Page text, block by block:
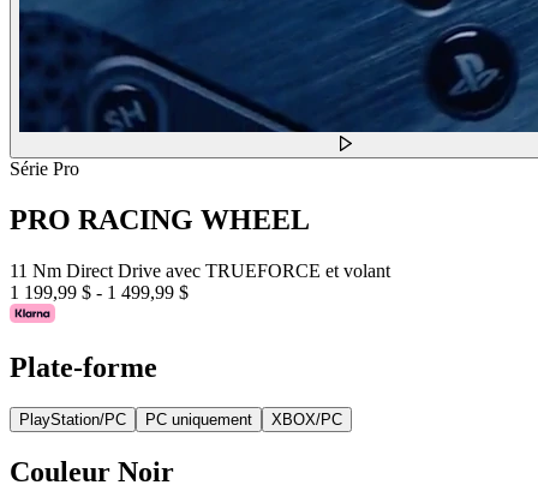
Série Pro
PRO RACING WHEEL
11 Nm Direct Drive avec TRUEFORCE et volant
1 199,99 $ - 1 499,99 $
Plate-forme
PlayStation/PC PC uniquement XBOX/PC
Couleur Noir